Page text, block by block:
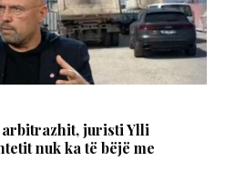
juristi Ylli
nuk ka të bëjë me